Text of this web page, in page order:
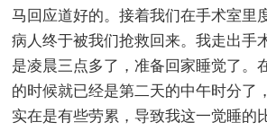
马回应道好的。接着我们在手术室里
病人终于被我们抢救回来。我走出手
是凌晨三点多了，准备回家睡觉了。
的时候就已经是第二天的中午时分了
实在是有些劳累，导致我这一觉睡的